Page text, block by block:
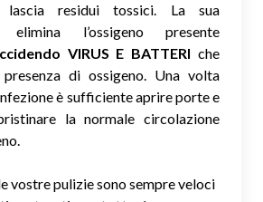
residui tossici. La sua
elimina l’ossigeno presente
VIRUS E BATTERI che
di ossigeno. Una volta
è sufficiente aprire porte e
la normale circolazione
vostre pulizie sono sempre veloci